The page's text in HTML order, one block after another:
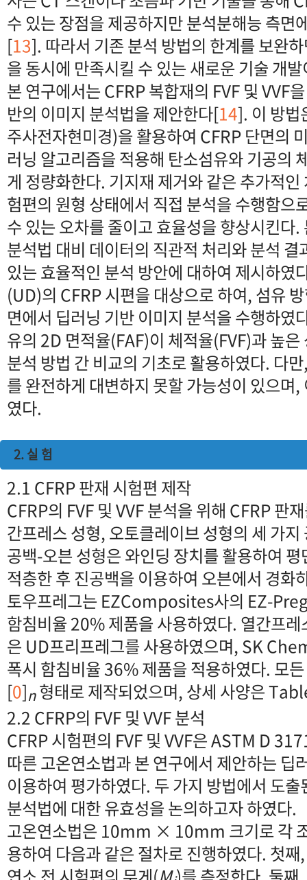
수 있는 장점을 제공하지만 분석분해능 측면
[13]. 따라서 기존 분석 방법의 한계를 보완
을 동시에 만족시킬 수 있는 새로운 기술 개
본 연구에서는 CFRP 복합재의 FVF 및 VVF
반의 이미지 분석법을 제안한다[14]. 이 방법
주사전자현미경)을 활용하여 CFRP 단면의
러닝 알고리즘을 적용해 탄소섬유와 기공의
게 정량화한다. 기지재 제거와 같은 추가적
험편의 원형 상태에서 직접 분석을 수행함으
수 있는 오차를 줄이고 효율성을 향상시킨다
분석법 대비 데이터의 직관적 처리와 분석
있는 효율적인 분석 방안에 대하여 제시하였
(UD)의 CFRP 시편을 대상으로 하여, 섬유
면에서 딥러닝 기반 이미지 분석을 수행하였
유의 2D 면적율(FAF)이 체적율(FVF)과 높
분석 방법 간 비교의 기초로 활용하였다. 다
를 완전하게 대변하지 못할 가능성이 있으며
였다.
2. 실 험
2.1 CFRP 판재 시험편 제작
CFRP의 FVF 및 VVF 분석을 위해 CFRP 판
간프레스 성형, 오토클레이브 성형의 세 가
공백-오븐 성형은 와인딩 장치를 활용하여
적층한 후 진공백을 이용하여 오븐에서 경화
토우프레그는 EZComposites사의 EZ-
함침비율 20% 제품을 사용하였다. 열간프
은 UD프리프레그를 사용하였으며, SK
폭시 함침비율 36% 제품을 적용하였다. 모
[0]n형태로 제작되었으며, 상세 사양은
2.2 CFRP의 FVF 및 VVF 분석
CFRP 시험편의 FVF 및 VVF은 ASTM D
따른 고온연소법과 본 연구에서 제안하는 딥
이용하여 평가하였다. 두 가지 방법에서 도
분석법에 대한 유효성을 논의하고자 하였다.
고온연소법은 10mm × 10mm 크기로 각
용하여 다음과 같은 절차로 진행하였다. 첫